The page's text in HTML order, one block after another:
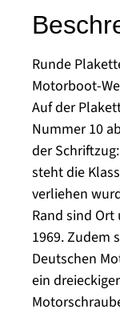
Runde
Motorboot-
Auf der
Nummer 10
der
steht die
verliehen
Rand sind
1969. Zudem
Deutschen
ein